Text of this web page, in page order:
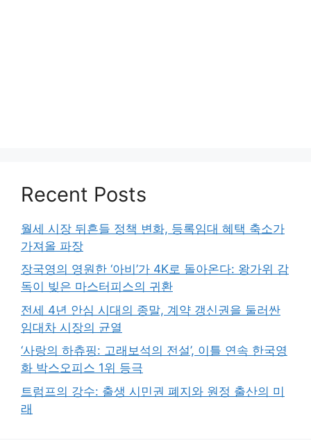
Recent Posts
월세 시장 뒤흔들 정책 변화, 등록임대 혜택 축소가
가져올 파장
장국영의 영원한 ‘아비’가 4K로 돌아온다: 왕가위 감
독이 빚은 마스터피스의 귀환
전세 4년 안심 시대의 종말, 계약 갱신권을 둘러싼
임대차 시장의 균열
‘사랑의 하츄핑: 고래보석의 전설’, 이틀 연속 한국영
화 박스오피스 1위 등극
트럼프의 강수: 출생 시민권 폐지와 원정 출산의 미
래